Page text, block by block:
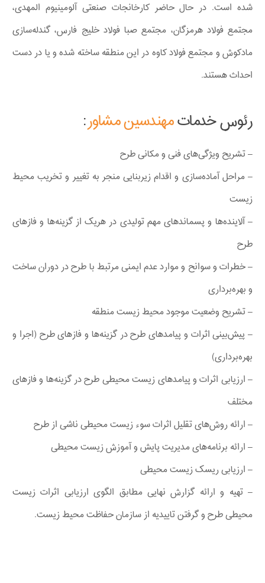
شده است. در حال حاضر کارخانجات صنعتی آلومینیوم المهدی،
مجتمع فولاد هرمزگان، مجتمع صبا فولاد خلیج فارس، گندله‌سازی
مادکوش و مجتمع فولاد کاوه در این منطقه ساخته شده و یا در دست
احداث هستند.
رئوس خدماتمهندسین مشاور:
– تشریح ویژگی‌های فنی و مکانی طرح
– مراحل آماده‌سازی و اقدام زیربنایی منجر به تغییر و تخریب محیط
زیست
– آلاینده‌ها و پسماند‌های مهم تولیدی در هریک از گزینه‌ها و فازهای
طرح
– خطرات و سوانح و موارد عدم ایمنی مرتبط با طرح در دوران ساخت
و بهره‌برداری
– تشریح وضعیت موجود محیط زیست منطقه
– پیش‌بینی اثرات و پیامد‌های طرح در گزینه‌ها و فاز‌های طرح (اجرا و
بهره‌برداری)
– ارزیابی اثرات و پیامدهای زیست محیطی طرح در گزینه‌ها و فازهای
مختلف
– ارائه روش‌های تقلیل اثرات سوء زیست محیطی ناشی از طرح
– ارائه برنامه‌های مدیریت پایش و آموزش زیست محیطی
– ارزیابی ریسک زیست محیطی
– تهیه و ارائه گزارش نهایی مطابق الگوی ارزیابی اثرات زیست
محیطی طرح و گرفتن تاییدیه از سازمان حفاظت محیط زیست.